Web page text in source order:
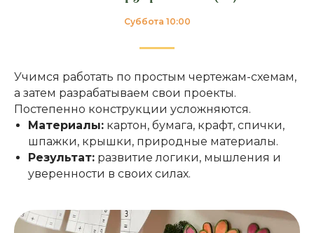
Суббота 10:00
Учимся работать по простым чертежам-схемам,
а затем разрабатываем свои проекты.
Постепенно конструкции усложняются.
Материалы: картон, бумага, крафт, спички,
шпажки, крышки, природные материалы.
Результат: развитие логики, мышления и
уверенности в своих силах.